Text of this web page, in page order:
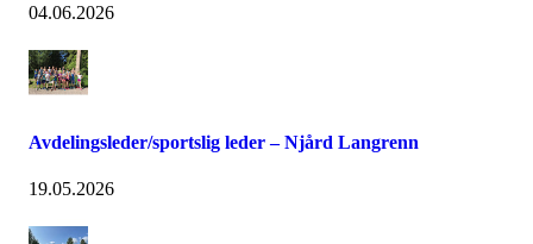
04.06.2026
Avdelingsleder/sportslig leder – Njård Langrenn
19.05.2026